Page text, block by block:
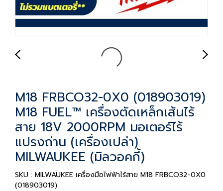
M18 FRBCO32-0X0 (018903019)
M18 FUEL™ เครื่องตัดเหล็กเส้นไร้
สาย 18V 2000RPM มอเตอร์ไร้
แปรงถ่าน (เครื่องเปล่า)
MILWAUKEE (มิลวอคกี้)
SKU : MILWAUKEE เครื่องมือไฟฟ้าไร้สาย M18 FRBCO32-0X0
(018903019)